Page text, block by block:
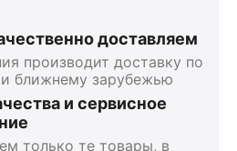
доставляем
производит доставку по
ближнему зарубежью
и сервисное
только те товары, в